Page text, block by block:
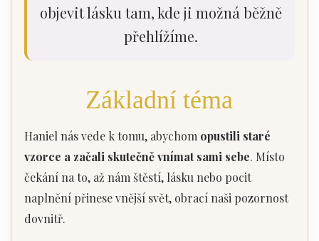
objevit lásku tam, kde ji možná běžně
přehlížíme.
Základní téma
Haniel nás vede k tomu, abychom opustili staré
vzorce a začali skutečně vnímat sami sebe. Místo
čekání na to, až nám štěstí, lásku nebo pocit
naplnění přinese vnější svět, obrací naši pozornost
dovnitř.